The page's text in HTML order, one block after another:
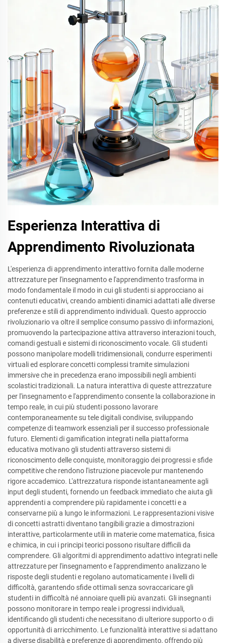
Esperienza Interattiva di
Apprendimento Rivoluzionata
L'esperienza di apprendimento interattivo fornita dalle moderne
attrezzature per l'insegnamento e l'apprendimento trasforma in
modo fondamentale il modo in cui gli studenti si approcciano ai
contenuti educativi, creando ambienti dinamici adattati alle diverse
preferenze e stili di apprendimento individuali. Questo approccio
rivoluzionario va oltre il semplice consumo passivo di informazioni,
promuovendo la partecipazione attiva attraverso interazioni touch,
comandi gestuali e sistemi di riconoscimento vocale. Gli studenti
possono manipolare modelli tridimensionali, condurre esperimenti
virtuali ed esplorare concetti complessi tramite simulazioni
immersive che in precedenza erano impossibili negli ambienti
scolastici tradizionali. La natura interattiva di queste attrezzature
per l'insegnamento e l'apprendimento consente la collaborazione in
tempo reale, in cui più studenti possono lavorare
contemporaneamente su tele digitali condivise, sviluppando
competenze di teamwork essenziali per il successo professionale
futuro. Elementi di gamification integrati nella piattaforma
educativa motivano gli studenti attraverso sistemi di
riconoscimento delle conquiste, monitoraggio dei progressi e sfide
competitive che rendono l'istruzione piacevole pur mantenendo
rigore accademico. L'attrezzatura risponde istantaneamente agli
input degli studenti, fornendo un feedback immediato che aiuta gli
apprendenti a comprendere più rapidamente i concetti e a
conservarne più a lungo le informazioni. Le rappresentazioni visive
di concetti astratti diventano tangibili grazie a dimostrazioni
interattive, particolarmente utili in materie come matematica, fisica
e chimica, in cui i principi teorici possono risultare difficili da
comprendere. Gli algoritmi di apprendimento adattivo integrati nelle
attrezzature per l'insegnamento e l'apprendimento analizzano le
risposte degli studenti e regolano automaticamente i livelli di
difficoltà, garantendo sfide ottimali senza sovraccaricare gli
studenti in difficoltà né annoiare quelli più avanzati. Gli insegnanti
possono monitorare in tempo reale i progressi individuali,
identificando gli studenti che necessitano di ulteriore supporto o di
opportunità di arricchimento. Le funzionalità interattive si adattano
a diverse disabilità e preferenze di apprendimento, offrendo più